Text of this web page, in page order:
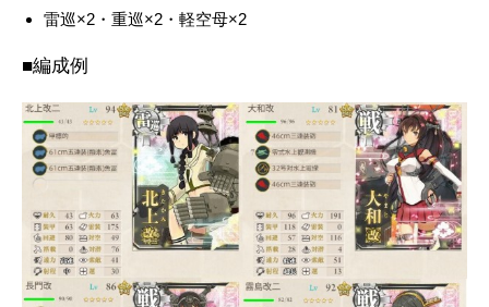
雷巡×2・重巡×2・軽空母×2
■編成例